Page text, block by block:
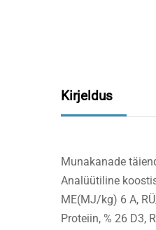
Kirjeldus
Munakanade
Analüütiline
ME(MJ/kg) 6 A,
Proteiin, % 26 D3,